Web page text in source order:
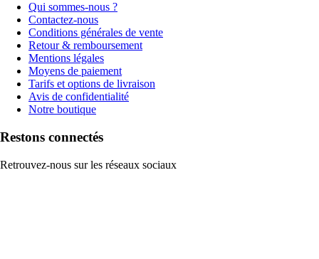
Qui sommes-nous ?
Contactez-nous
Conditions générales de vente
Retour & remboursement
Mentions légales
Moyens de paiement
Tarifs et options de livraison
Avis de confidentialité
Notre boutique
Restons connectés
Retrouvez-nous sur les réseaux sociaux